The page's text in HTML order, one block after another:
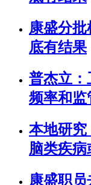
康盛分批
底有结果
普杰立：
频率和监
本地研究
脑类疾
康盛职